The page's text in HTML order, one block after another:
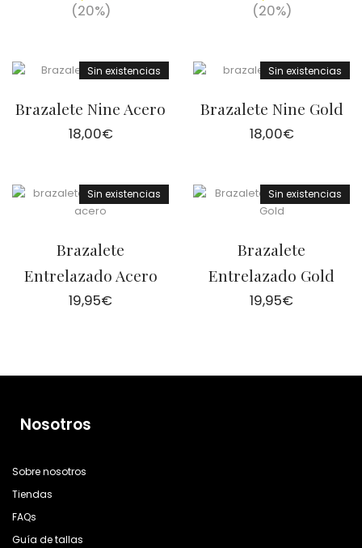
(20%)
(20%)
Sin existencias
Brazalete Nine Acero
18,00€
Sin existencias
Brazalete Nine Gold
18,00€
Sin existencias
Brazalete
Entrelazado Acero
19,95€
Sin existencias
Brazalete
Entrelazado Gold
19,95€
Nosotros
Sobre nosotros
Tiendas
FAQs
Guía de tallas